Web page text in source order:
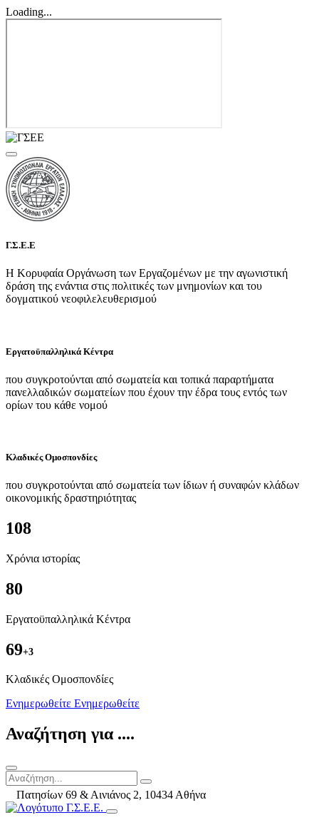
Loading...
Γ.Σ.Ε.Ε
Η Κορυφαία Οργάνωση των Εργαζομένων με την αγωνιστική
δράση της ενάντια στις πολιτικές των μνημονίων και του
δογματικού νεοφιλελευθερισμού
Εργατοϋπαλληλικά Κέντρα
που συγκροτούνται από σωματεία και τοπικά παραρτήματα
πανελλαδικών σωματείων που έχουν την έδρα τους εντός των
ορίων του κάθε νομού
Κλαδικές Ομοσπονδίες
που συγκροτούνται από σωματεία των ίδιων ή συναφών κλάδων
οικονομικής δραστηριότητας
108
Χρόνια ιστορίας
80
Εργατοϋπαλληλικά Κέντρα
69+3
Kλαδικές Ομοσπονδίες
Ενημερωθείτε Ενημερωθείτε
Αναζήτηση για ....
Πατησίων 69 & Αινιάνος 2, 10434 Αθήνα